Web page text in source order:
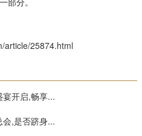
article/25874.html
开启,畅享...
,是否跻身...